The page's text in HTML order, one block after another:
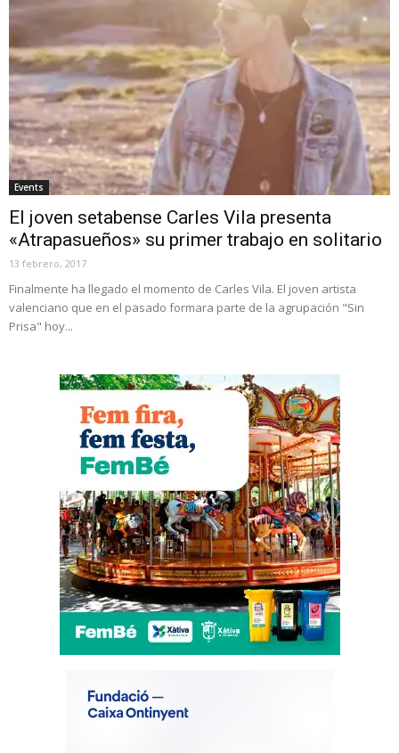
Events
El joven setabense Carles Vila presenta
«Atrapasueños» su primer trabajo en solitario
13 febrero, 2017
Finalmente ha llegado el momento de Carles Vila. El joven artista
valenciano que en el pasado formara parte de la agrupación "Sin
Prisa" hoy...